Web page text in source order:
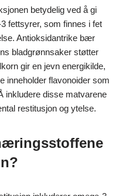
betydelig ved å gi
fettsyrer, som finnes i fet
Antioksidantrike bær
bladgrønnsaker støtter
gir en jevn energikilde,
inneholder flavonoider som
inkludere disse matvarene
restitusjon og ytelse.